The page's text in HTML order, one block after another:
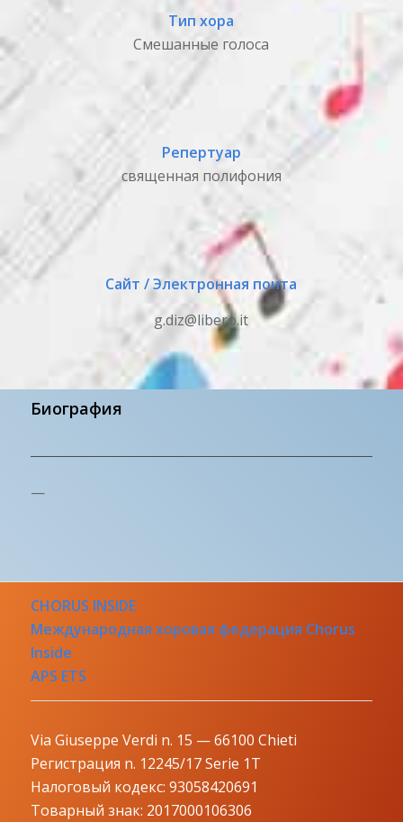
Тип хора
Смешанные голоса
Репертуар
священная полифония
Сайт / Электронная почта
g.diz@libero.it
Биография
—
CHORUS INSIDE
Международная хоровая федерация Chorus
Inside
APS ETS
Via Giuseppe Verdi n. 15 — 66100 Chieti
Регистрация n. 12245/17 Serie 1T
Налоговый кодекс: 93058420691
Товарный знак: 2017000106306